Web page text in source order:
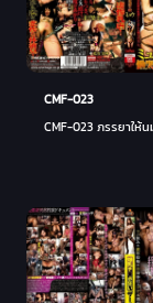
CMF-023
CMF-023 ภรรยาให้